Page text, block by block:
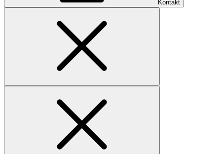
Kontakt